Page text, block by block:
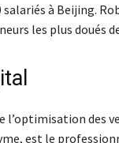
à Beijing.
les plus doués
l’optimisation des
est le